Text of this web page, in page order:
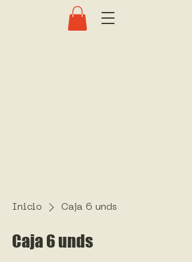
Inicio Caja 6 unds
Caja 6 unds